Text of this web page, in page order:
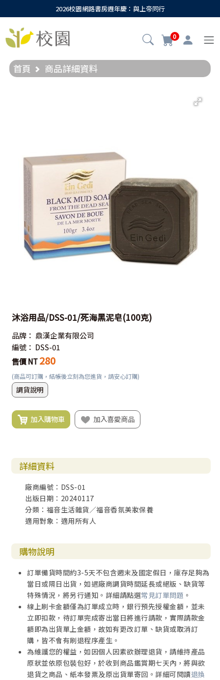
2026校園網路書房週年慶：與上帝同行
0
首頁 商品詳細資料
沐浴用品/DSS-01/死海黑泥皂(100克)
品牌： 鼎漢企業有限公司
編號： DSS-01
售價 NT 280
(商品可訂購，結帳後立刻為您進貨，請安心訂購)
調貨說明
加入購物車 加入喜愛商品
詳細資料
廠商編號：DSS-01
出版日期：20240117
分類：福音生活雜貨／福音香氛美妝保養
適用對象：適用所有人
購物說明
訂單備貨時間約3-5天不包含週末及國定假日，庫存足夠為
當日或隔日出貨，如遇廠商調貨時間延長或絕版、缺貨等
特殊情況，將另行通知。詳細請點選常見訂單問題 。
線上刷卡金額僅為訂單成立時，銀行預先授權金額，並未
立即扣款，待訂單完成寄出當日將進行請款，實際請款金
額即為出貨單上金額，故如有更改訂單、缺貨或取消訂
購，皆不會有刷退程序產生。
為維護您的權益，如因個人因素欲辦理退貨，請維持產品
原狀並依原包裝包好，於收到商品鑑賞期七天內，將與欲
退貨之商品、紙本發票及原出貨單寄回。詳細可閱讀退換